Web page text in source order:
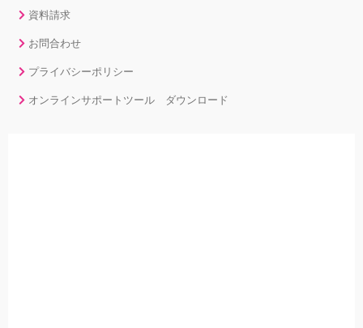
資料請求
お問合わせ
プライバシーポリシー
オンラインサポートツール ダウンロード